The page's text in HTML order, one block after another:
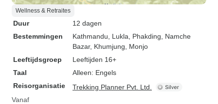
Wellness & Retraites
Duur
12 dagen
Bestemmingen
Kathmandu , Lukla , Phakding , Namche
Bazar, Khumjung , Monjo
Leeftijdsgroep
Leeftijden 16+
Taal
Alleen: Engels
Reisorganisatie
Trekking Planner Pvt. Ltd.
Vanaf